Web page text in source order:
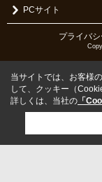
PCサイト
プライバ
当サイトでは、お客様
して、クッキー（
詳しくは、当社の 「